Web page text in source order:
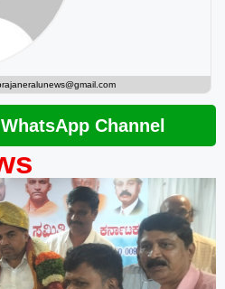
Channel